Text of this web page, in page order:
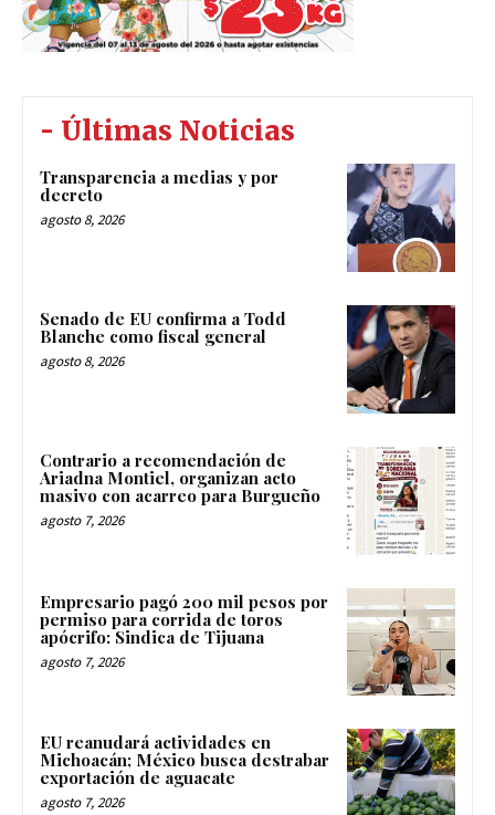
- Últimas Noticias
Transparencia a medias y por
decreto
agosto 8, 2026
Senado de EU confirma a Todd
Blanche como fiscal general
agosto 8, 2026
Contrario a recomendación de
Ariadna Montiel, organizan acto
masivo con acarreo para Burgueño
agosto 7, 2026
Empresario pagó 200 mil pesos por
permiso para corrida de toros
apócrifo: Sindica de Tijuana
agosto 7, 2026
EU reanudará actividades en
Michoacán; México busca destrabar
exportación de aguacate
agosto 7, 2026